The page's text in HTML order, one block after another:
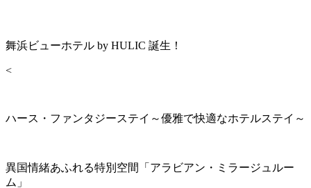
舞浜ビューホテル by HULIC 誕生！
<
ハース・ファンタジーステイ～優雅で快適なホテルステイ～
異国情緒あふれる特別空間「アラビアン・ミラージュルー
ム」